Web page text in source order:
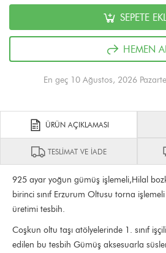
SEPETE
HEMEN
En geç 10 Ağustos, 2026
ÜRÜN AÇIKLAMASI
TESLİMAT VE İADE
925 ayar yoğun gümüş işlemeli,Hilal
birinci sınıf Erzurum Oltusu torna işlemeli
üretimi tesbih.
Coşkun oltu taşı atölyelerinde 1. sınıf
edilen bu tesbih Gümüş aksesuarla